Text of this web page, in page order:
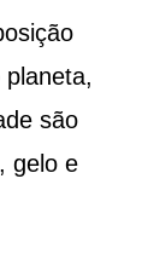
são
gelo e